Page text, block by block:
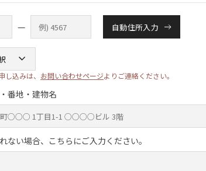
— 自動住所入力
込みは、 お問い合わせページよりご連絡ください。
番地・建物名
ない場合、こちらにご入力ください。